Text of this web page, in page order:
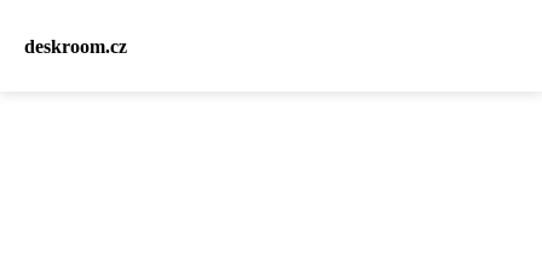
deskroom.cz